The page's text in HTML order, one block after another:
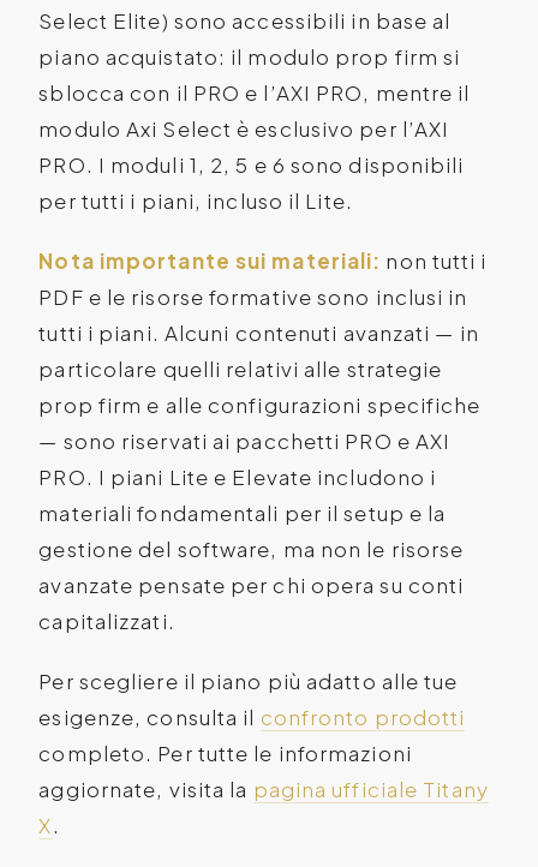
Select Elite) sono accessibili in base al
piano acquistato: il modulo prop firm si
sblocca con il PRO e l’AXI PRO, mentre il
modulo Axi Select è esclusivo per l’AXI
PRO. I moduli 1, 2, 5 e 6 sono disponibili
per tutti i piani, incluso il Lite.
Nota importante sui materiali: non tutti i
PDF e le risorse formative sono inclusi in
tutti i piani. Alcuni contenuti avanzati — in
particolare quelli relativi alle strategie
prop firm e alle configurazioni specifiche
— sono riservati ai pacchetti PRO e AXI
PRO. I piani Lite e Elevate includono i
materiali fondamentali per il setup e la
gestione del software, ma non le risorse
avanzate pensate per chi opera su conti
capitalizzati.
Per scegliere il piano più adatto alle tue
esigenze, consulta il confronto prodotti
completo. Per tutte le informazioni
aggiornate, visita la pagina ufficiale Titany
X.